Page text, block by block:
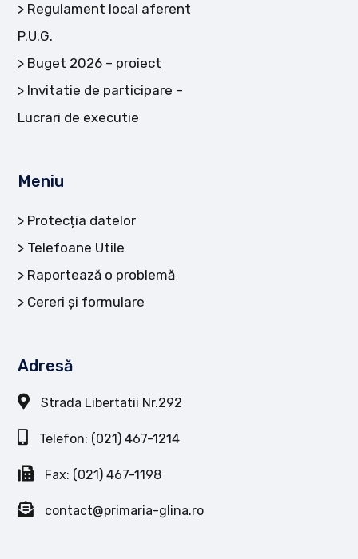
Regulament local aferent
P.U.G.
Buget 2026 – proiect
Invitatie de participare –
Lucrari de executie
Meniu
Protecția datelor
Telefoane Utile
Raportează o problemă
Cereri și formulare
Adresă
Strada Libertatii Nr.292
Telefon: (021) 467-1214
Fax: (021) 467-1198
contact@primaria-glina.ro